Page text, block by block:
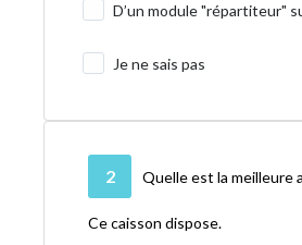
D’un module "répartiteur"
Je ne sais pas
2 Quelle est la meilleure
Ce caisson dispose.